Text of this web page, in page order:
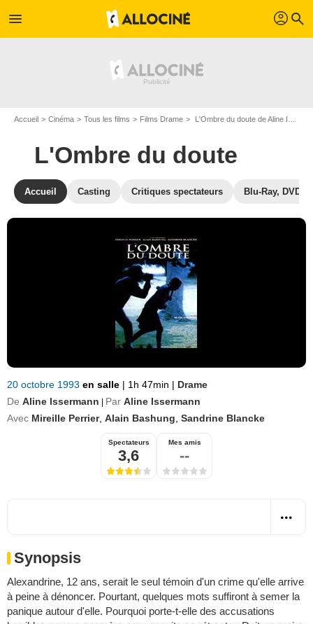
menu profil search
Accueil Cinéma Tous les films Films Drame L'Ombre du doute de Aline Issermann
L'Ombre du doute
Accueil Casting Critiques spectateurs Blu-Ray, DVD
20 octobre 1993 en salle | 1h 47min | Drame
De Aline Issermann Par Aline Issermann
Avec Mireille Perrier, Alain Bashung Sandrine Blancke
Spectateurs
3,6
Mes amis
--
Synopsis
Alexandrine, 12 ans, serait le seul témoin d'un crime qu'elle arrive
à peine à dénoncer. Pourtant, quelques mots suffiront à semer la
panique autour d'elle. Pourquoi porte-t-elle des accusations